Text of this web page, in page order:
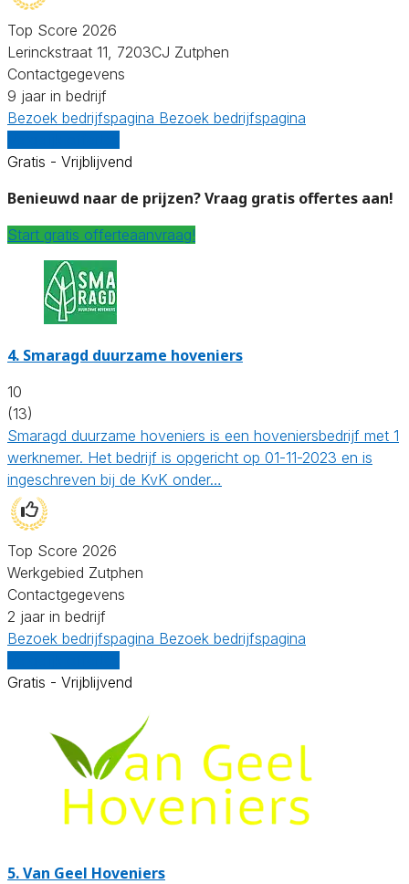
Top Score 2026
Lerinckstraat 11, 7203CJ Zutphen
Contactgegevens
9 jaar in bedrijf
Bezoek bedrijfspagina Bezoek bedrijfspagina
Gratis - Vrijblijvend
Benieuwd naar de prijzen? Vraag gratis offertes aan!
Start gratis offerteaanvraag!
4. Smaragd duurzame hoveniers
10
(13)
Smaragd duurzame hoveniers is een hoveniersbedrijf met 1
werknemer. Het bedrijf is opgericht op 01-11-2023 en is
ingeschreven bij de KvK onder…
Top Score 2026
Werkgebied Zutphen
Contactgegevens
2 jaar in bedrijf
Bezoek bedrijfspagina Bezoek bedrijfspagina
Gratis - Vrijblijvend
5.Van Geel Hoveniers